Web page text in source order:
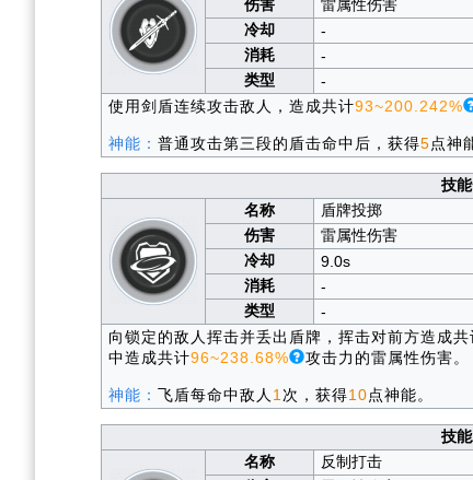
伤害
雷属性伤害
冷却
-
消耗
-
类型
-
使用剑盾连续攻击敌人，造成共计93~200.242%
神能： 普通攻击第三段的盾击命中后，获得5点神
技
名称
盾牌投掷
伤害
雷属性伤害
冷却
9.0s
消耗
-
类型
-
向锁定的敌人挥击并丢出盾牌，挥击对前方造成共
中造成共计96~238.68% 攻击力的雷属性伤害。
神能： 飞盾每命中敌人 1 次，获得10点神能。
技
名称
反制打击